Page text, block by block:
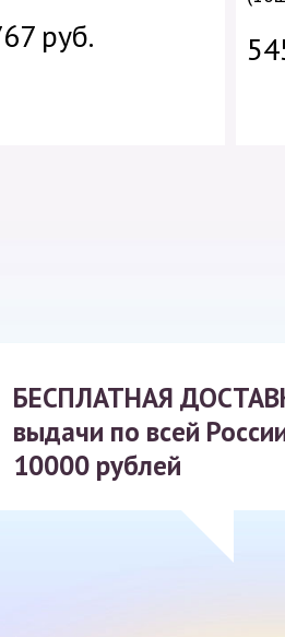
руб.
БЕСПЛАТНАЯ
выдачи по всей
10000 рублей